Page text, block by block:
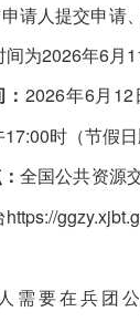
请人提交申请
间为2026年6月
2026年6月
时（节假日
全国公共资源
https://
需要在兵团